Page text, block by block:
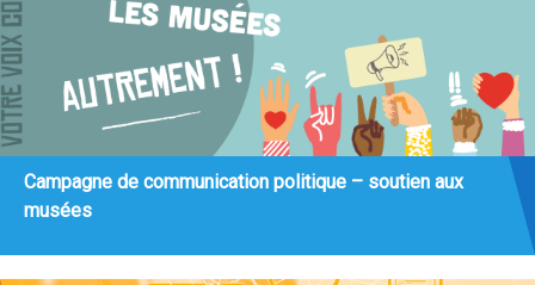
Campagne de communication politique – soutien aux
musées